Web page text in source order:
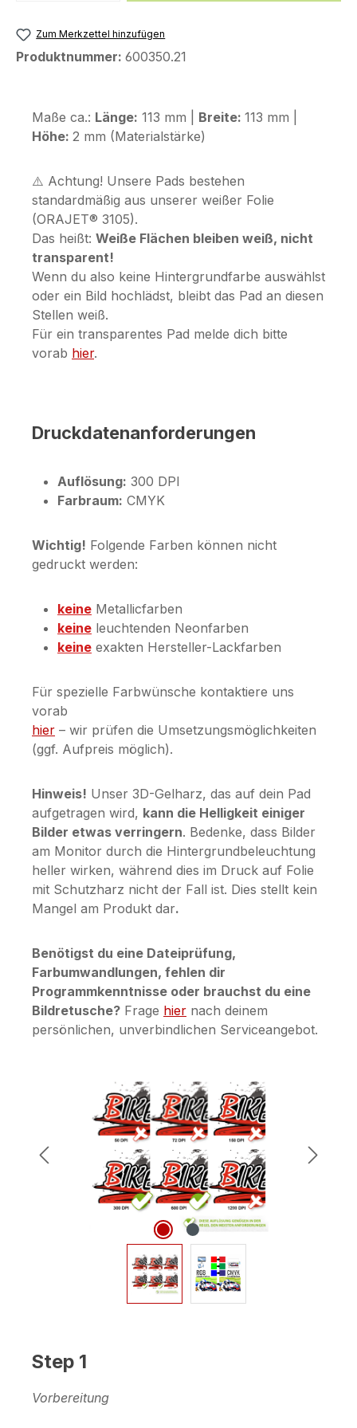
Zum Merkzettel hinzufügen
Produktnummer: 600350.21
Maße ca.: Länge: 113 mm | Breite: 113 mm |
Höhe: 2 mm (Materialstärke)
⚠️ Achtung! Unsere Pads bestehen
standardmäßig aus unserer weißer Folie
(ORAJET® 3105).
Das heißt: Weiße Flächen bleiben weiß, nicht
transparent!
Wenn du also keine Hintergrundfarbe auswählst
oder ein Bild hochlädst, bleibt das Pad an diesen
Stellen weiß.
Für ein transparentes Pad melde dich bitte
vorab hier.
Druckdatenanforderungen
Auflösung: 300 DPI
Farbraum: CMYK
Wichtig! Folgende Farben können nicht
gedruckt werden:
keine Metallicfarben
keine leuchtenden Neonfarben
keine exakten Hersteller-Lackfarben
Für spezielle Farbwünsche kontaktiere uns
vorab
hier – wir prüfen die Umsetzungsmöglichkeiten
(ggf. Aufpreis möglich).
Hinweis! Unser 3D-Gelharz, das auf dein Pad
aufgetragen wird, kann die Helligkeit einiger
Bilder etwas verringern. Bedenke, dass Bilder
am Monitor durch die Hintergrundbeleuchtung
heller wirken, während dies im Druck auf Folie
mit Schutzharz nicht der Fall ist. Dies stellt kein
Mangel am Produkt dar.
Benötigst du eine Dateiprüfung,
Farbumwandlungen, fehlen dir
Programmkenntnisse oder brauchst du eine
Bildretusche? Frage hier nach deinem
persönlichen, unverbindlichen Serviceangebot.
Step 1
Vorbereitung